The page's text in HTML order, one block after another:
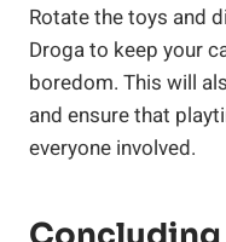
Rotate the ‍toys and
Droga to⁤ keep your
boredom.​ This will
and ensure that
⁤everyone involved.